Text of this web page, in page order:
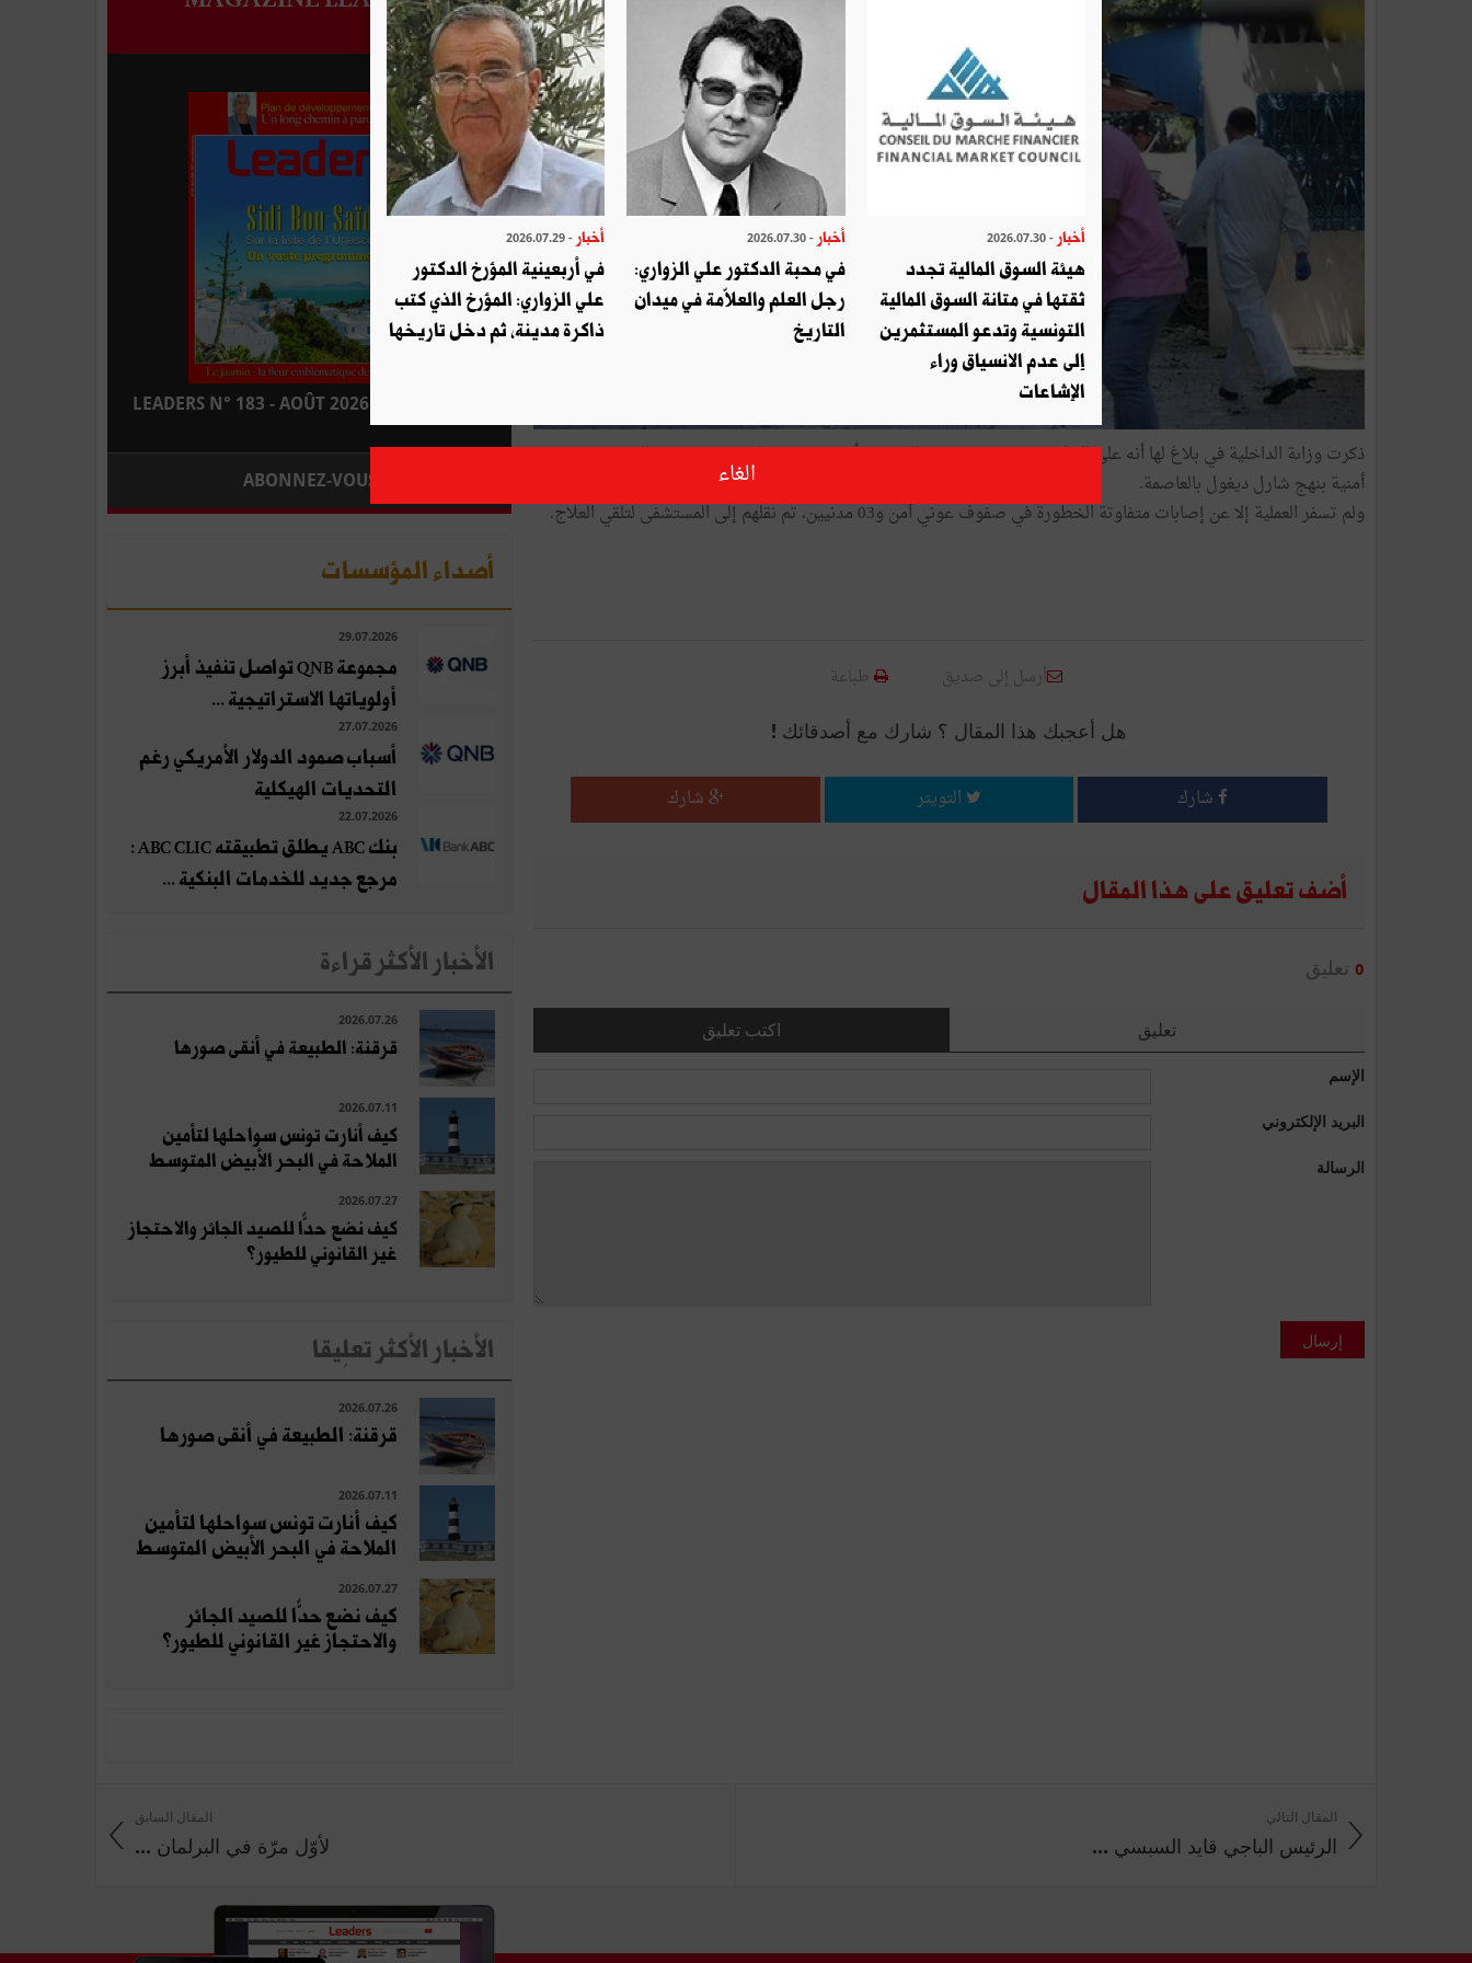
ذكرت وزاىة الداخلية في بلاغ لها أنه على الساعة 10و50دق من يوم الخميس أقدم شخص على تفجير نفسه بالقرب من دورية
أمنية بنهج شارل ديغول بالعاصمة.
ولم تسفر العملية إلا عن إصابات متفاوتة الخطورة في صفوف عوني أمن و03 مدنيين، تم نقلهم إلى المستشفى لتلقي العلاج.
أرسل إلى صديق طباعة
هل أعجبك هذا المقال ؟ شارك مع أصدقائك !
شارك التويتر شارك
أضف تعليق على هذا المقال
0 تعليق
اكتب تعليق تعليق
الإسم
البريد الإلكتروني
الرسالة
إرسال
LEADERS N° 183 - AOÛT 2026 : EN KIOSQUE
ABONNEZ-VOUS
أصداء المؤسسات
29.07.2026
مجموعة QNB تواصل تنفيذ أبرز
أولوياتها الاستراتيجية ...
27.07.2026
أسباب صمود الدولار الأمريكي رغم
التحديات الهيكلية
22.07.2026
بنك ABC يطلق تطبيقته ABC CLIC :
مرجع جديد للخدمات البنكية ...
الأخبار الأكثر قراءة
2026.07.26
قرقنة: الطبيعة في أنقى صورها
2026.07.11
كيف أنارت تونس سواحلها لتأمين
الملاحة في البحر الأبيض المتوسط
2026.07.27
كيف نضع حدًّا للصيد الجائر والاحتجاز
غير القانوني للطيور؟
الأخبار الأكثر تعلِيقا
2026.07.26
قرقنة: الطبيعة في أنقى صورها
2026.07.11
كيف أنارت تونس سواحلها لتأمين
الملاحة في البحر الأبيض المتوسط
2026.07.27
كيف نضع حدًّا للصيد الجائر
والاحتجاز غير القانوني للطيور؟
المقال السابق
‏لأوّل مرّة في البرلمان ...
المقال التالي
الرئيس الباجي قايد السبسي ...
أخبار - 2026.07.30
هيئة السوق المالية تجدد
ثقتها في متانة السوق المالية
التونسية وتدعو المستثمرين
إلى عدم الانسياق وراء
الإشاعات
أخبار - 2026.07.30
في محبة الدكتور علي الزواري:
رجل العلم والعلاّمة في ميدان
التاريخ
أخبار - 2026.07.29
في أربعينية المؤرخ الدكتور
علي الزواري: المؤرخ الذي كتب
ذاكرة مدينة، ثم دخل تاريخها
الغاء